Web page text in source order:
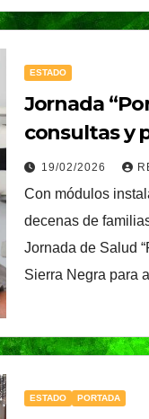
ESTADO
Jornada
consultas y
Negra
19/02/2026
Con módulos
decenas de
Jornada de Salud
Sierra Negra para
ESTADO PORTADA